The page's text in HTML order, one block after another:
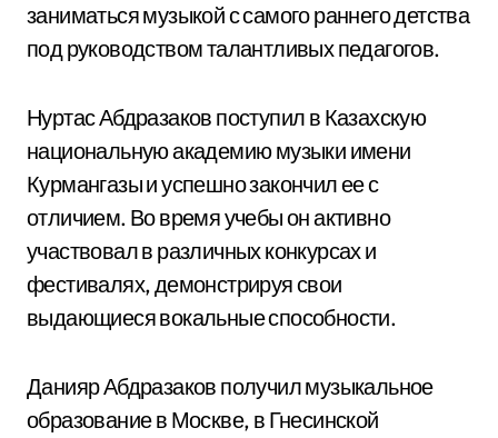
заниматься музыкой с самого раннего детства
под руководством талантливых педагогов.
Нуртас Абдразаков поступил в Казахскую
национальную академию музыки имени
Курмангазы и успешно закончил ее с
отличием. Во время учебы он активно
участвовал в различных конкурсах и
фестивалях, демонстрируя свои
выдающиеся вокальные способности.
Данияр Абдразаков получил музыкальное
образование в Москве, в Гнесинской